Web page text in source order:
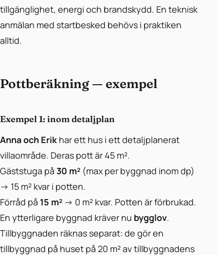
tillgänglighet, energi och brandskydd. En teknisk
anmälan med startbesked behövs i praktiken
alltid.
Pottberäkning — exempel
Exempel 1: inom detaljplan
Anna och Erik har ett hus i ett detaljplanerat
villaområde. Deras pott är 45 m².
Gäststuga på 30 m² (max per byggnad inom dp)
→ 15 m² kvar i potten.
Förråd på 15 m² → 0 m² kvar. Potten är förbrukad.
En ytterligare byggnad kräver nu bygglov.
Tillbyggnaden räknas separat: de gör en
tillbyggnad på huset på 20 m² av tillbyggnadens